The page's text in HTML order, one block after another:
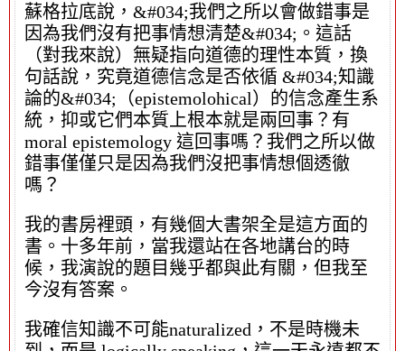
蘇格拉底說，&#034;我們之所以會做錯事是
因為我們沒有把事情想清楚&#034;。這話
（對我來說）無疑指向道德的理性本質，換
句話說，究竟道德信念是否依循 &#034;知識
論的&#034;（epistemolohical）的信念產生系
統，抑或它們本質上根本就是兩回事？有
moral epistemology 這回事嗎？我們之所以做
錯事僅僅只是因為我們沒把事情想個透徹
嗎？
我的書房裡頭，有幾個大書架全是這方面的
書。十多年前，當我還站在各地講台的時
候，我演說的題目幾乎都與此有關，但我至
今沒有答案。
我確信知識不可能naturalized，不是時機未